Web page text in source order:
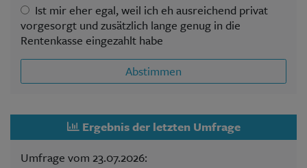
Ist mir eher egal, weil ich eh ausreichend privat
vorgesorgt und zusätzlich lange genug in die
Rentenkasse eingezahlt habe
Abstimmen
Ergebnis der letzten Umfrage
Umfrage vom 23.07.2026: